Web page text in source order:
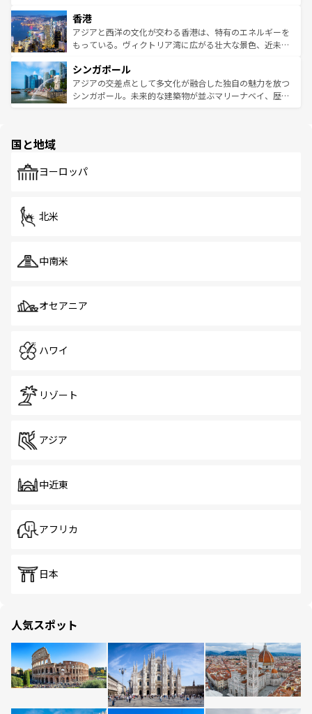
とつ。フォーやバインミー、ベトナムコーヒーなどは、ぜ
ひ現地で味わいたい。どの地域を訪れてもあたたかい人々
が旅行者を迎えてくれるので、きっと忘れられない旅にな
参照してほしい。
の活気が交差している。北部ではチェンマイなどの山岳地
帯で自然と触れ合い、南部ではプーケットやクラビの美し
いビーチでリゾート気分を楽しむことができる。タイ料理
激する。気候は一年中温暖で、どの季節にも異なる楽しみ
が待っている。親しみやすいタイの人々、仏教を中心とし
た文化、そして多様な観光資源が、訪れる旅人を魅了し続
香港
アジアと西洋の文化が交わる香港は、特有のエネルギーを
もっている。ヴィクトリア湾に広がる壮大な景色、近未来
み、どこを訪れても感動するはず。観光スポットが密集し
ており、効率よく見どころを回れるのも魅力。息をのむよ
うな絶景から文化的な体験まで、香港を存分に楽しみ尽く
シンガポール
アジアの交差点として多文化が融合した独自の魅力を放つ
シンガポール。未来的な建築物が並ぶマリーナベイ、歴史
で、ホーカーズは地元の風情を楽しめる外せないスポット
国と地域
ヨーロッパ
北米
中南米
オセアニア
ハワイ
リゾート
アジア
中近東
アフリカ
日本
人気スポット